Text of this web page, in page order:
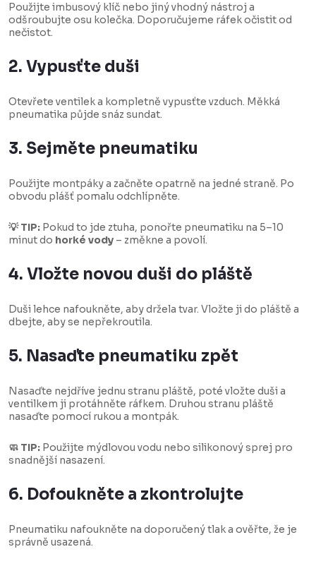
Použijte imbusový klíč nebo jiný vhodný nástroj a
odšroubujte osu kolečka. Doporučujeme ráfek očistit od
nečistot.
2. Vypusťte duši
Otevřete ventilek a kompletně vypusťte vzduch. Měkká
pneumatika půjde snáz sundat.
3. Sejměte pneumatiku
Použijte montpáky a začněte opatrně na jedné straně. Po
obvodu plášť pomalu odchlípněte.
💡 TIP: Pokud to jde ztuha, ponořte pneumatiku na 5–10
minut do horké vody – změkne a povolí.
4. Vložte novou duši do pláště
Duši lehce nafoukněte, aby držela tvar. Vložte ji do pláště a
dbejte, aby se nepřekroutila.
5. Nasaďte pneumatiku zpět
Nasaďte nejdříve jednu stranu pláště, poté vložte duši a
ventilkem ji protáhněte ráfkem. Druhou stranu pláště
nasaďte pomocí rukou a montpák.
🧼 TIP: Použijte mýdlovou vodu nebo silikonový sprej pro
snadnější nasazení.
6. Dofoukněte a zkontrolujte
Pneumatiku nafoukněte na doporučený tlak a ověřte, že je
správně usazená.